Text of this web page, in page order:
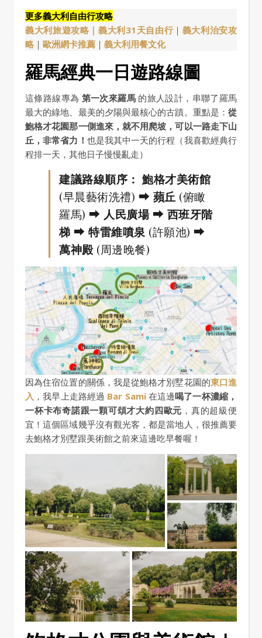
更多義大利自由行攻略
義大利旅遊攻略｜義大利31天自由行｜ 義大利治安攻
略 ｜ 歐洲網卡推薦 ｜ 義大利用餐文化
羅馬經典一日遊路線圖
這條路線專為 第一次來羅馬的旅人設計，串聯了羅馬
最大的綠地、最美的夕陽與最核心的古蹟。重點是： 從
鮑格才花園那一側進來，就不用爬坡，可以一路走下山
丘，非常省力！ 也是我其中一天的行程（我喜歡經典行
程排一天，其他日子慢慢亂走）
建議路線順序： 鮑格才美術館
(早晨藝術洗禮) ⮕ 蘋丘 (俯瞰
羅馬) ⮕ 人民廣場⮕ 西班牙階
梯 ⮕ 特雷維噴泉 (許願池) ⮕
萬神殿(周邊晚餐)
因為住宿位置的關係，我是從鮑格才別墅花園的東口進
入 ，我早上走路經過 Bar Sami在這邊喝了一杯濃縮，
一杯卡布奇諾跟一顆可頌才大約四歐元 ，真的超級便
宜！這個區域幾乎沒有觀光客，都是當地人，很推薦要
去鮑格才別墅跟美術館之前來這邊吃早餐喔！